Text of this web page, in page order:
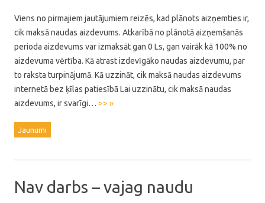
Viens no pirmajiem jautājumiem reizēs, kad plānots aizņemties ir,
cik maksā naudas aizdevums. Atkarībā no plānotā aizņemšanās
perioda aizdevums var izmaksāt gan 0 Ls, gan vairāk kā 100% no
aizdevuma vērtība. Kā atrast izdevīgāko naudas aizdevumu, par
to raksta turpinājumā. Kā uzzināt, cik maksā naudas aizdevums
internetā bez ķīlas patiesībā Lai uzzinātu, cik maksā naudas
aizdevums, ir svarīgi… >> »
Jaunumi
Nav darbs – vajag naudu